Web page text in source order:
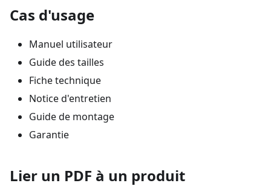
Cas d'usage
Manuel utilisateur
Guide des tailles
Fiche technique
Notice d'entretien
Guide de montage
Garantie
Lier un PDF à un produit